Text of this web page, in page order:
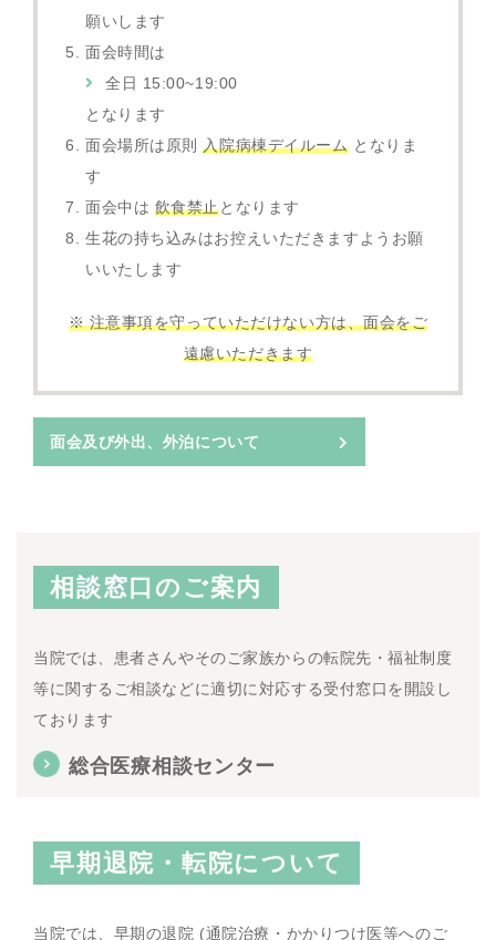
願いします
面会時間は
全日 15:00~19:00
となります
面会場所は原則入院病棟デイルームとなりま
す
面会中は 飲食禁止となります
生花の持ち込みはお控えいただきますようお願
いいたします
※ 注意事項を守っていただけない方は、面会をご
遠慮いただきます
面会及び外出、外泊について
相談窓口のご案内
当院では、患者さんやそのご家族からの転院先・福祉制度
等に関するご相談などに適切に対応する受付窓口を開設し
ております
総合医療相談センター
早期退院・転院について
当院では、早期の退院 (通院治療・かかりつけ医等へのご